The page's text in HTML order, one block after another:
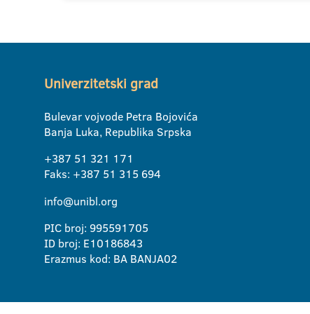
Univerzitetski grad
Bulevar vojvode Petra Bojovića
Banja Luka, Republika Srpska
+387 51 321 171
Faks: +387 51 315 694
info@unibl.org
PIC broj: 995591705
ID broj: E10186843
Erazmus kod: BA BANJA02